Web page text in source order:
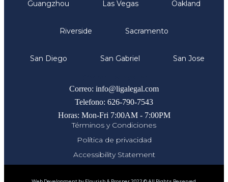
Guangzhou Las Vegas Oakland
Riverside Sacramento
San Diego San Gabriel San Jose
Correo: info@ligalegal.com
Telefono: 626-790-7543
Horas: Mon-Fri 7:00AM - 7:00PM
Términos y Condiciones
Política de privacidad
Accessibility Statement